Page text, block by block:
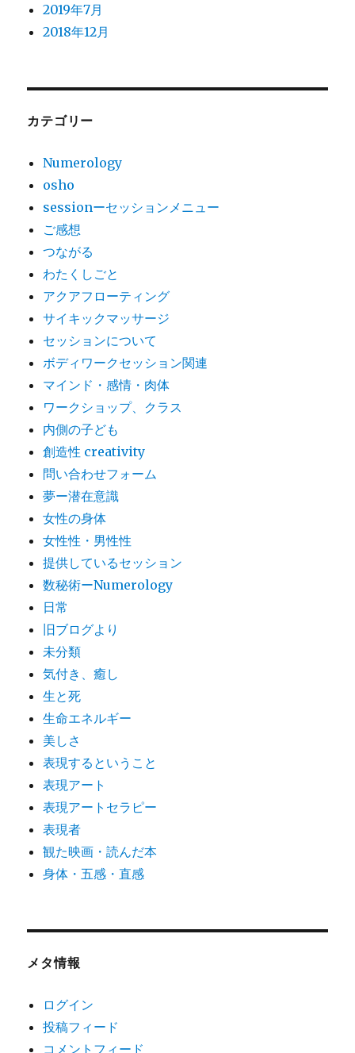
2019年7月
2018年12月
カテゴリー
Numerology
osho
sessionーセッションメニュー
ご感想
つながる
わたくしごと
アクアフローティング
サイキックマッサージ
セッションについて
ボディワークセッション関連
マインド・感情・肉体
ワークショップ、クラス
内側の子ども
創造性 creativity
問い合わせフォーム
夢ー潜在意識
女性の身体
女性性・男性性
提供しているセッション
数秘術ーNumerology
日常
旧ブログより
未分類
気付き、癒し
生と死
生命エネルギー
美しさ
表現するということ
表現アート
表現アートセラピー
表現者
観た映画・読んだ本
身体・五感・直感
メタ情報
ログイン
投稿フィード
コメントフィード